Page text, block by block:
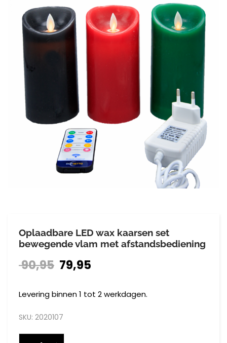
Oplaadbare LED wax kaarsen set
bewegende vlam met afstandsbediening
90,95 79,95
Levering binnen 1 tot 2 werkdagen.
SKU: 2020107